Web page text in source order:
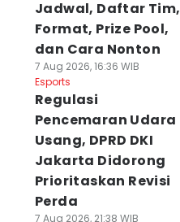
Jadwal, Daftar Tim,
Format, Prize Pool,
dan Cara Nonton
7 Aug 2026, 16:36 WIB
Esports
Regulasi
Pencemaran Udara
Usang, DPRD DKI
Jakarta Didorong
Prioritaskan Revisi
Perda
7 Aug 2026, 21:38 WIB